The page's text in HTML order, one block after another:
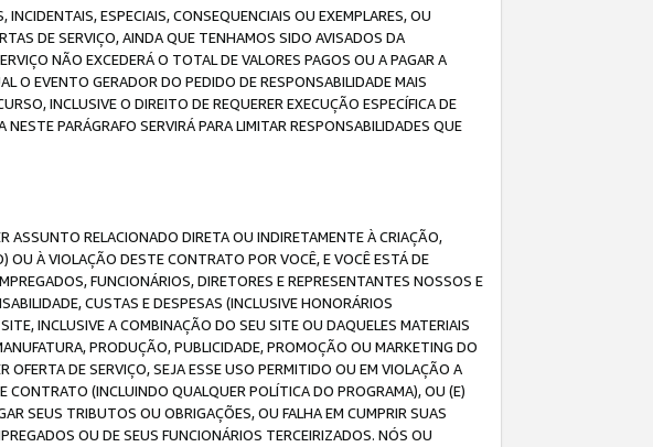
ESPECIAIS, CONSEQUENCIAIS OU EXEMPLARES, OU
DE SERVIÇO, AINDA QUE TENHAMOS SIDO AVISADOS DA
NÃO EXCEDERÁ O TOTAL DE VALORES PAGOS OU A PAGAR A
O EVENTO GERADOR DO PEDIDO DE RESPONSABILIDADE MAIS
INCLUSIVE O DIREITO DE REQUERER EXECUÇÃO ESPECÍFICA DE
PARÁGRAFO SERVIRÁ PARA LIMITAR RESPONSABILIDADES QUE
ASSUNTO RELACIONADO DIRETA OU INDIRETAMENTE À CRIAÇÃO,
À VIOLAÇÃO DESTE CONTRATO POR VOCÊ, E VOCÊ ESTÁ DE
FUNCIONÁRIOS, DIRETORES E REPRESENTANTES NOSSOS E
CUSTAS E DESPESAS (INCLUSIVE HONORÁRIOS
INCLUSIVE A COMBINAÇÃO DO SEU SITE OU DAQUELES MATERIAIS
PRODUÇÃO, PUBLICIDADE, PROMOÇÃO OU MARKETING DO
DE SERVIÇO, SEJA ESSE USO PERMITIDO OU EM VIOLAÇÃO A
(INCLUINDO QUALQUER POLÍTICA DO PROGRAMA), OU (E)
SEUS TRIBUTOS OU OBRIGAÇÕES, OU FALHA EM CUMPRIR SUAS
OU DE SEUS FUNCIONÁRIOS TERCEIRIZADOS. NÓS OU